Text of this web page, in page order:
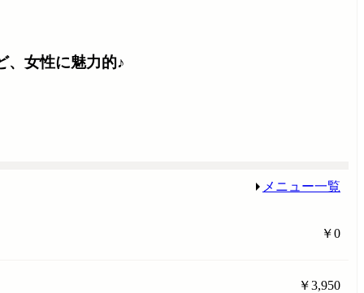
、女性に魅力的♪
メニュー一覧
￥0
￥3,950